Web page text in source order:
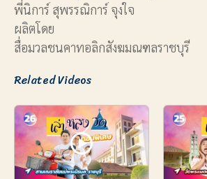
พี่นิการ์ สุพรรณิการ์ จุงใจ
ผลิตโดย
สื่อมวลชนคาทอลิกสังฆมณฑลราชบุรี
Related Videos